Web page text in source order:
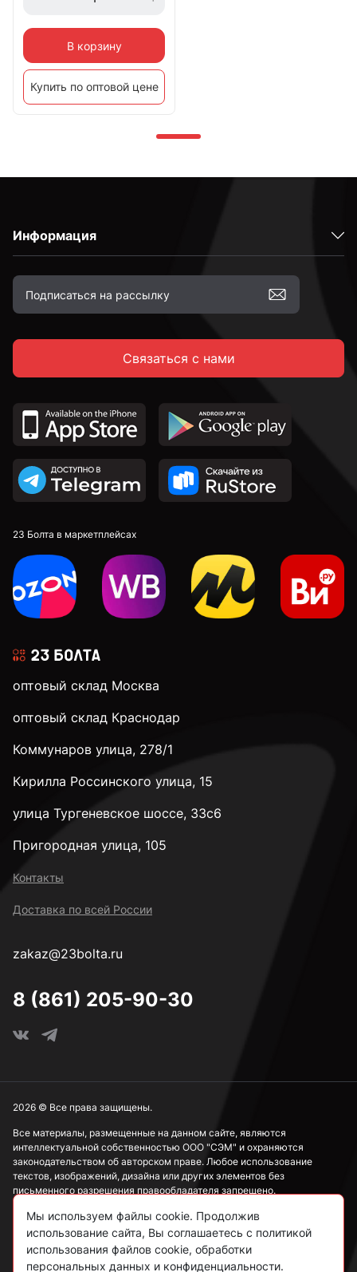
В корзину
Купить по оптовой цене
Информация
Связаться с нами
23 Болта в маркетплейсах
оптовый склад Москва
оптовый склад Краснодар
Коммунаров улица, 278/1
Кирилла Россинского улица, 15
улица Тургеневское шоссе, 33с6
Пригородная улица, 105
Контакты
Доставка по всей России
zakaz@23bolta.ru
8 (861) 205-90-30
Все материалы, размещенные на данном сайте, являются
интеллектуальной собственностью ООО "СЭМ" и охраняются
законодательством об авторском праве. Любое использование
текстов, изображений, дизайна или других элементов без
письменного разрешения правообладателя запрещено.
Информация, представленная на сайте, носит исключительно
ознакомительный характер и не может рассматриваться как
публичная оферта в соответствии со ст. 437 ГК РФ.
2026 © Все права защищены.
Мы используем файлы cookie. Продолжив
использование сайта, Вы соглашаетесь с политикой
использования файлов cookie, обработки
персональных данных и конфиденциальности.